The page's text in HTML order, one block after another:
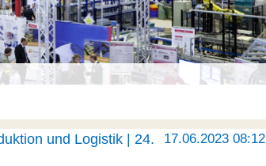
17.06.2023 08:12
und Logistik | 24.